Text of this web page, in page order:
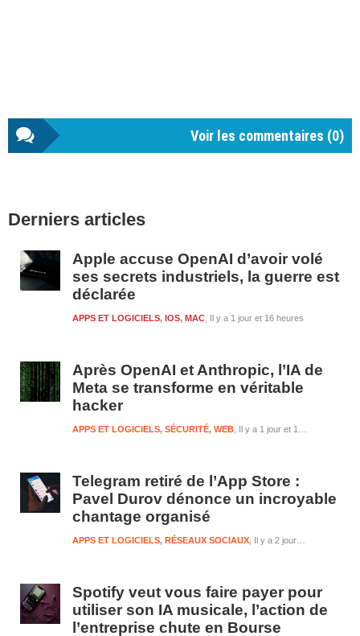
Voir les commentaires (0)
latérale
Derniers articles
Apple accuse OpenAI d’avoir volé
ses secrets industriels, la guerre est
déclarée
Il y a 1 jour et 16 heures
APPS ET LOGICIELS, IOS, MAC
Après OpenAI et Anthropic, l’IA de
Meta se transforme en véritable
hacker
Il y a 1 jour et 16 heures
APPS ET LOGICIELS, SÉCURITÉ, WEB
Telegram retiré de l’App Store :
Pavel Durov dénonce un incroyable
chantage organisé
Il y a 2 jours et 16 heures
APPS ET LOGICIELS, RÉSEAUX SOCIAUX
Spotify veut vous faire payer pour
utiliser son IA musicale, l’action de
l’entreprise chute en Bourse